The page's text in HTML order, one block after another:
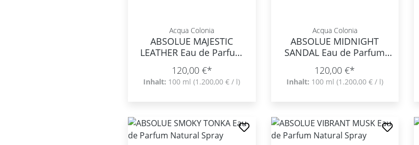
Acqua Colonia
ABSOLUE MAJESTIC
LEATHER Eau de Parfum
Natural Spray
120,00 €*
Inhalt: 100 ml(1.200,00 € / l)
Acqua Colonia
ABSOLUE MIDNIGHT
SANDAL Eau de Parfum
Natural Spray
120,00 €*
Inhalt: 100 ml (1.200,00 € / l)